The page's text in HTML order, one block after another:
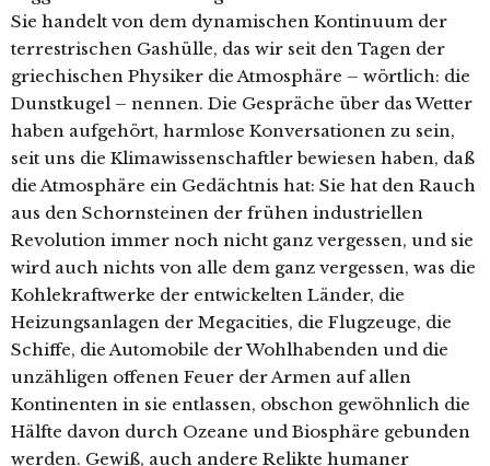
Sie handelt von dem dynamischen Kontinuum der
terrestrischen Gashülle, das wir seit den Tagen der
griechischen Physiker die Atmosphäre – wörtlich: die
Dunstkugel – nennen. Die Gespräche über das Wetter
haben aufgehört, harmlose Konversationen zu sein,
seit uns die Klimawissenschaftler bewiesen haben, daß
die Atmosphäre ein Gedächtnis hat: Sie hat den Rauch
aus den Schornsteinen der frühen industriellen
Revolution immer noch nicht ganz vergessen, und sie
wird auch nichts von alle dem ganz vergessen, was die
Kohlekraftwerke der entwickelten Länder, die
Heizungsanlagen der Megacities, die Flugzeuge, die
Schiffe, die Automobile der Wohlhabenden und die
unzähligen offenen Feuer der Armen auf allen
Kontinenten in sie entlassen, obschon gewöhnlich die
Hälfte davon durch Ozeane und Biosphäre gebunden
werden. Gewiß, auch andere Relikte humaner